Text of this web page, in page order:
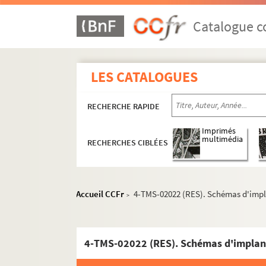
Catalogue
LES CATALOGUES
RECHERCHE RAPIDE
RECHERCHES CIBLÉES
Imprimés
multimédia
Accueil CCFr > 4-TMS-02022 (RES). Schémas
4-TMS-02022 (RES). Schémas
Ch. A. Abadie, Raymond de Cesse. Les
François de Curel. La nouvelle idole : pièce
René Pujol. Une nuit... : comédie en 3 actes.
Dumanoir, Adolphe d'Ennery. La nuit aux
Emile Bergerat. La nuit bergamasque : tragi-
Alfred de Musset. La Nuit de Décembre. 1920
James Barrie. La nuit de la Saint-Jean :
Henri Kéroul, Albert Barré. Une nuit de
Pierre Zaccone, Théodore Henry et Mary
John Steinbeck. Nuits noires : pièce en 3